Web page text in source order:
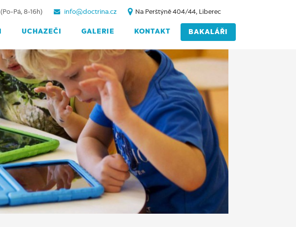
UCHAZEČI GALERIE KONTAKT BAKALÁŘI
(Po-Pá, 8-16h) info@doctrina.cz Na Perštýně 404/44, Liberec